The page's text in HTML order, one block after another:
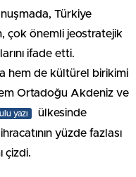
Türkiye
çok önemli jeostratejik
ifade etti.
hem de kültürel birikimi
Ortadoğu Akdeniz ve
yazı
ülkesinde
yüzde fazlası
çizdi.